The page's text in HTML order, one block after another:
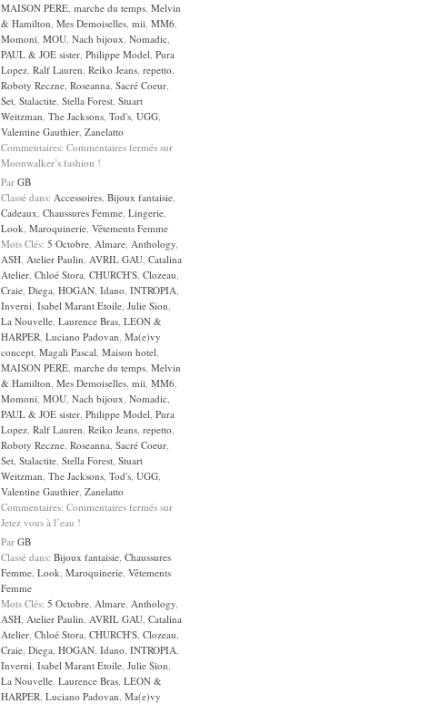
MAISON PERE, marche du temps, Melvin
& Hamilton, Mes Demoiselles, mii, MM6,
Momoni, MOU, Nach bijoux, Nomadic,
PAUL & JOE sister, Philippe Model, Pura
Lopez, Ralf Lauren, Reiko Jeans, repetto,
Roboty Reczne, Roseanna, Sacré Coeur,
Set, Stalactite, Stella Forest, Stuart
Weitzman, The Jacksons, Tod's, UGG,
Valentine Gauthier, Zanelatto
Commentaires: Commentaires fermés sur
Moonwalker’s fashion !
Par GB
Classé dans: Accessoires, Bijoux fantaisie,
Cadeaux, Chaussures Femme, Lingerie,
Look, Maroquinerie, Vêtements Femme
Mots Clés: 5 Octobre, Almare, Anthology,
ASH, Atelier Paulin, AVRIL GAU, Catalina
Atelier, Chloé Stora, CHURCH'S, Clozeau,
Craie, Diega, HOGAN, Idano, INTROPIA,
Inverni, Isabel Marant Etoile, Julie Sion,
La Nouvelle, Laurence Bras, LEON &
HARPER, Luciano Padovan, Ma(e)vy
concept, Magali Pascal, Maison hotel,
MAISON PERE, marche du temps, Melvin
& Hamilton, Mes Demoiselles, mii, MM6,
Momoni, MOU, Nach bijoux, Nomadic,
PAUL & JOE sister, Philippe Model, Pura
Lopez, Ralf Lauren, Reiko Jeans, repetto,
Roboty Reczne, Roseanna, Sacré Coeur,
Set, Stalactite, Stella Forest, Stuart
Weitzman, The Jacksons, Tod's, UGG,
Valentine Gauthier, Zanelatto
Commentaires: Commentaires fermés sur
Jetez vous à l’eau !
Par GB
Classé dans: Bijoux fantaisie, Chaussures
Femme, Look, Maroquinerie, Vêtements
Femme
Mots Clés: 5 Octobre, Almare, Anthology,
ASH, Atelier Paulin, AVRIL GAU, Catalina
Atelier, Chloé Stora, CHURCH'S, Clozeau,
Craie, Diega, HOGAN, Idano, INTROPIA,
Inverni, Isabel Marant Etoile, Julie Sion,
La Nouvelle, Laurence Bras, LEON &
HARPER, Luciano Padovan, Ma(e)vy